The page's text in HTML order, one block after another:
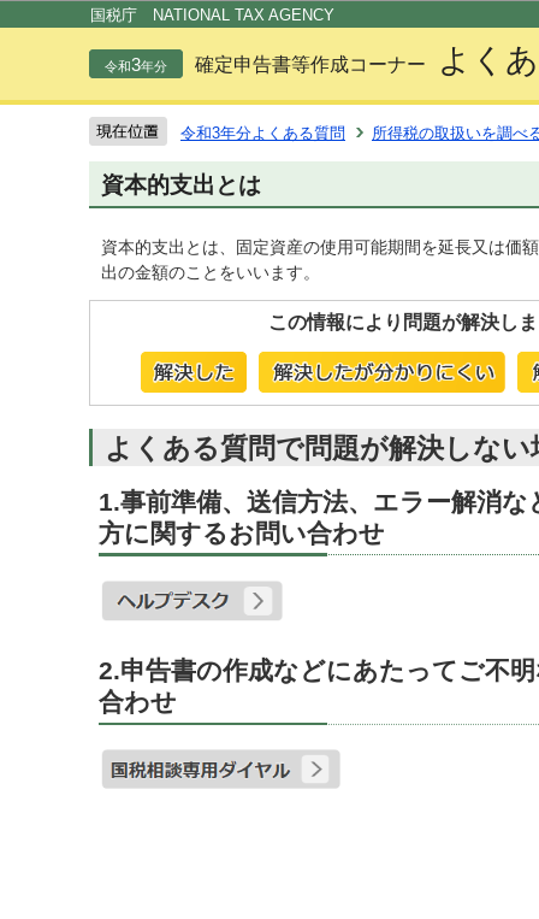
国税庁 NATIONAL TAX AGENCY
令和3年分 確定申告書等作成コーナー よく
令和3年分よくある質問 所得税の取扱いを調べ
資本的支出とは
資本的支出とは、固定資産の使用可能期間を延長又は価
出の金額のことをいいます。
この情報により問題が解決し
よくある質問で問題が解決しな
1.事前準備、送信方法、エラー解消
方に関するお問い合わせ
2.申告書の作成などにあたってご不
合わせ